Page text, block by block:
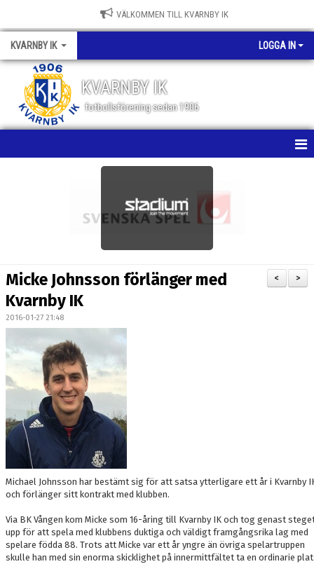
VÄLKOMMEN TILL KVARNBY IK
KVARNBY IK LOGGA IN
KVARNBY IK
fotbollsförening sedan 1906
BILDGALLERI
DOKUMENT
MEDLEMSKAP
LEDARE
KONTAKT
>
<
Micke Johnsson förlänger med
Kvarnby IK
2016-01-27 21:48
Michael Johnsson har bestämt sig för att satsa ytterligare ett år i Kvarnby
och förlänger sitt kontrakt med klubben.
Via BK Vången kom Micke som 16-åring till Kvarnby IK och tog genast
upp för att spela med klubbens duktiga och väldigt framgångsrika lag med
spelare födda 88. Trots att Micke var ett år yngre än övriga spelartruppen
skulle han med sin enorma skicklighet på innermittfältet ta en ordinarie